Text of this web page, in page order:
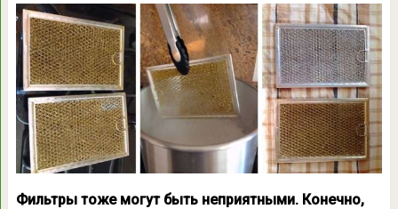
Фильтры тоже могут быть неприятными. Конечно,